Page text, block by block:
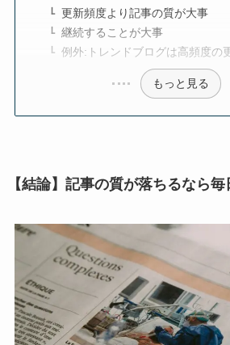
更新頻度より記事の質が大事
継続することが大事
例外:トレンドブログは高頻度の
もっと見る
【結論】記事の質が落ちるなら